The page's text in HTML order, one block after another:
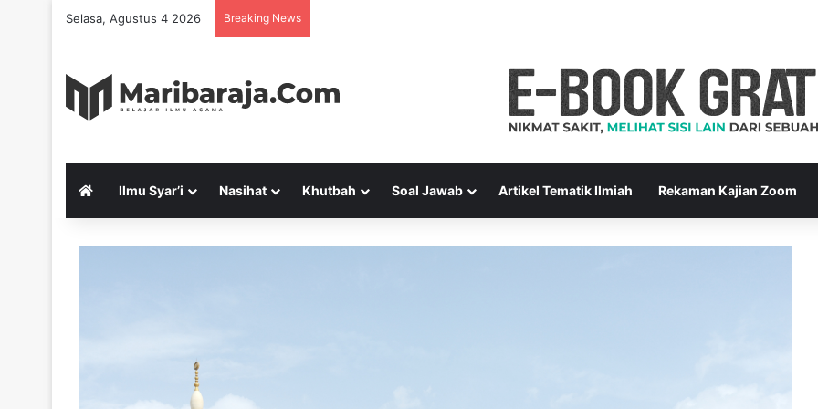
Selasa, Agustus 4 2026 Breaking News
Ilmu Syar’i Nasihat Khutbah Soal Jawab Artikel Tematik Ilmiah Rekaman Kajian Zoom